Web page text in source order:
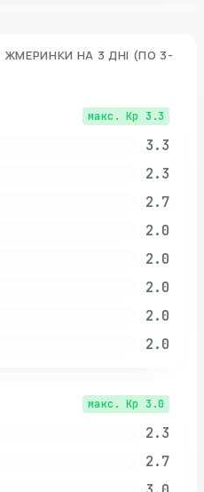
ЖМЕРИНКИ НА 3 ДНІ (ПО 3-
макс. Kp 3.3
3.3
2.3
2.7
2.0
2.0
2.0
2.0
2.0
макс. Kp 3.0
2.3
2.7